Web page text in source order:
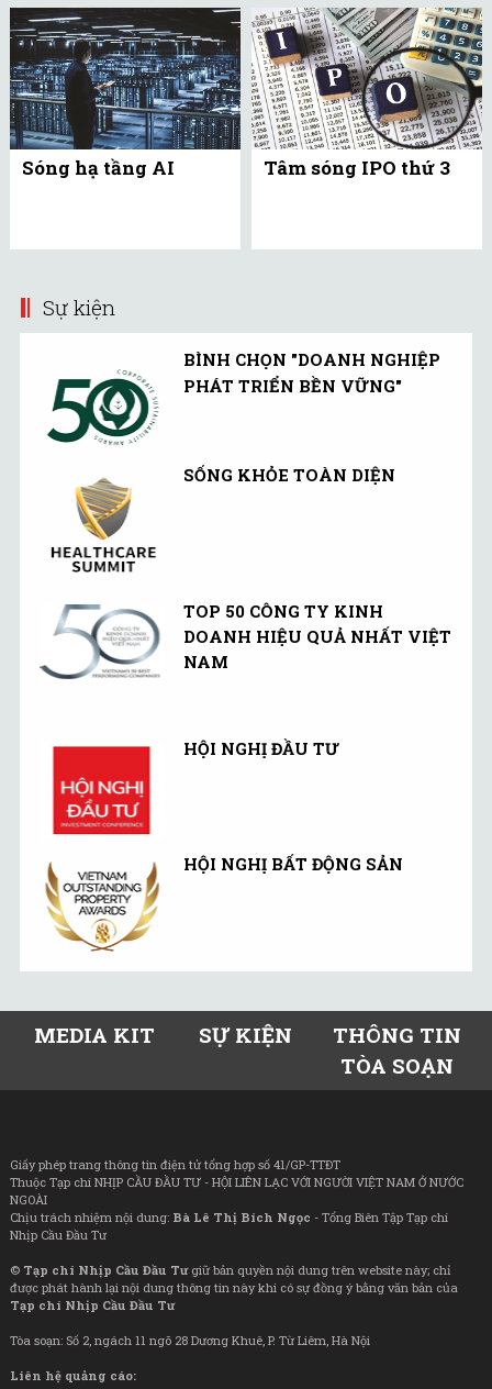
Sóng hạ tầng AI Tâm sóng IPO thứ 3
Sự kiện
BÌNH CHỌN "DOANH NGHIỆP
PHÁT TRIỂN BỀN VỮNG"
SỐNG KHỎE TOÀN DIỆN
TOP 50 CÔNG TY KINH
DOANH HIỆU QUẢ NHẤT VIỆT
NAM
HỘI NGHỊ ĐẦU TƯ
HỘI NGHỊ BẤT ĐỘNG SẢN
MEDIA KIT SỰ KIỆN
THÔNG TIN
TÒA SOẠN
Giấy phép trang thông tin điện tử tổng hợp số 41/GP-TTĐT
Thuộc Tạp chí NHỊP CẦU ĐẦU TƯ - HỘI LIÊN LẠC VỚI NGƯỜI VIỆT NAM Ở NƯỚC
NGOÀI
Chịu trách nhiệm nội dung: Bà Lê Thị Bích Ngọc - Tổng Biên Tập Tạp chí
Nhịp Cầu Đầu Tư
© Tạp chí Nhịp Cầu Đầu Tưgiữ bản quyền nội dung trên website này; chỉ
được phát hành lại nội dung thông tin này khi có sự đồng ý bằng văn bản của
Tạp chí Nhịp Cầu Đầu Tư
Tòa soạn: Số 2, ngách 11 ngõ 28 Dương Khuê, P. Từ Liêm, Hà Nội
Liên hệ quảng cáo: